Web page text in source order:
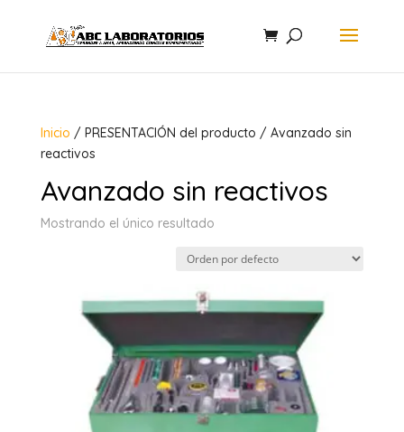
Inicio / PRESENTACIÓN del producto / Avanzado sin
reactivos
Avanzado sin reactivos
Mostrando el único resultado